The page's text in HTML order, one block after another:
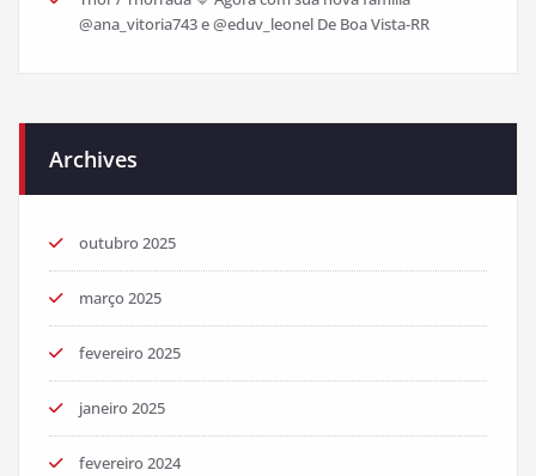
@ana_vitoria743 e @eduv_leonel De Boa Vista-RR
Archives
outubro 2025
março 2025
fevereiro 2025
janeiro 2025
fevereiro 2024